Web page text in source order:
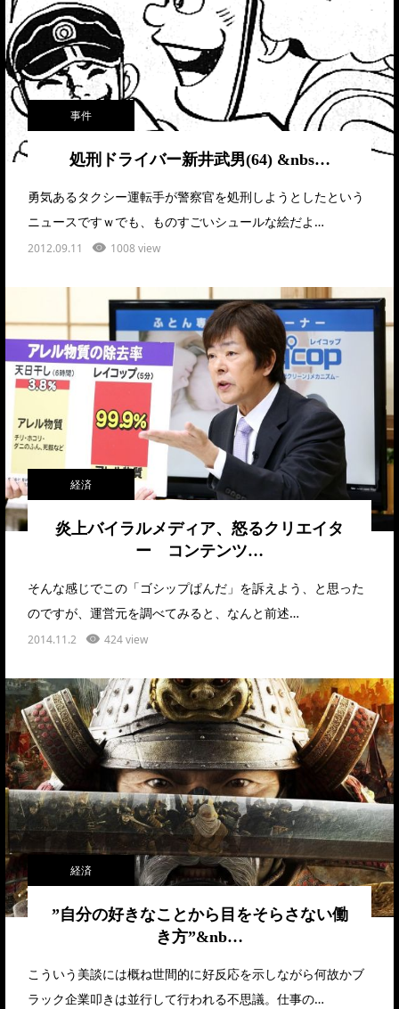
事件
処刑ドライバー新井武男(64) &nbs…
勇気あるタクシー運転手が警察官を処刑しようとしたという
ニュースですｗでも、ものすごいシュールな絵だよ…
2012.09.11 1008 view
経済
炎上バイラルメディア、怒るクリエイタ
ー コンテンツ…
そんな感じでこの「ゴシップぱんだ」を訴えよう、と思った
のですが、運営元を調べてみると、なんと前述…
2014.11.2 424 view
経済
”自分の好きなことから目をそらさない働
き方”&nb…
こういう美談には概ね世間的に好反応を示しながら何故かブ
ラック企業叩きは並行して行われる不思議。仕事の…